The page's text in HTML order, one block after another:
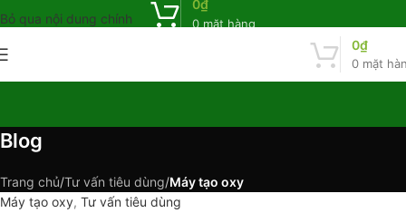
Bỏ qua nội dung chính 0 mặt hàng
0₫
0 mặt
0₫
Blog
Trang chủ/Tư vấn tiêu dùng/Máy tạo oxy
Máy tạo oxy, Tư vấn tiêu dùng